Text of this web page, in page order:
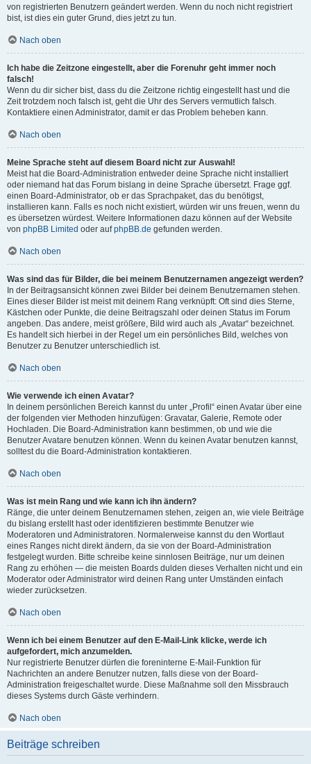
von registrierten Benutzern geändert werden. Wenn du noch nicht registriert
bist, ist dies ein guter Grund, dies jetzt zu tun.
Nach oben
Ich habe die Zeitzone eingestellt, aber die Forenuhr geht immer noch
falsch!
Wenn du dir sicher bist, dass du die Zeitzone richtig eingestellt hast und die
Zeit trotzdem noch falsch ist, geht die Uhr des Servers vermutlich falsch.
Kontaktiere einen Administrator, damit er das Problem beheben kann.
Nach oben
Meine Sprache steht auf diesem Board nicht zur Auswahl!
Meist hat die Board-Administration entweder deine Sprache nicht installiert
oder niemand hat das Forum bislang in deine Sprache übersetzt. Frage ggf.
einen Board-Administrator, ob er das Sprachpaket, das du benötigst,
installieren kann. Falls es noch nicht existiert, würden wir uns freuen, wenn du
es übersetzen würdest. Weitere Informationen dazu können auf der Website
von phpBB Limited oder aufphpBB.de gefunden werden.
Nach oben
Was sind das für Bilder, die bei meinem Benutzernamen angezeigt werden?
In der Beitragsansicht können zwei Bilder bei deinem Benutzernamen stehen.
Eines dieser Bilder ist meist mit deinem Rang verknüpft: Oft sind dies Sterne,
Kästchen oder Punkte, die deine Beitragszahl oder deinen Status im Forum
angeben. Das andere, meist größere, Bild wird auch als „Avatar“ bezeichnet.
Es handelt sich hierbei in der Regel um ein persönliches Bild, welches von
Benutzer zu Benutzer unterschiedlich ist.
Nach oben
Wie verwende ich einen Avatar?
In deinem persönlichen Bereich kannst du unter „Profil“ einen Avatar über eine
der folgenden vier Methoden hinzufügen: Gravatar, Galerie, Remote oder
Hochladen. Die Board-Administration kann bestimmen, ob und wie die
Benutzer Avatare benutzen können. Wenn du keinen Avatar benutzen kannst,
solltest du die Board-Administration kontaktieren.
Nach oben
Was ist mein Rang und wie kann ich ihn ändern?
Ränge, die unter deinem Benutzernamen stehen, zeigen an, wie viele Beiträge
du bislang erstellt hast oder identifizieren bestimmte Benutzer wie
Moderatoren und Administratoren. Normalerweise kannst du den Wortlaut
eines Ranges nicht direkt ändern, da sie von der Board-Administration
festgelegt wurden. Bitte schreibe keine sinnlosen Beiträge, nur um deinen
Rang zu erhöhen — die meisten Boards dulden dieses Verhalten nicht und ein
Moderator oder Administrator wird deinen Rang unter Umständen einfach
wieder zurücksetzen.
Nach oben
Wenn ich bei einem Benutzer auf den E-Mail-Link klicke, werde ich
aufgefordert, mich anzumelden.
Nur registrierte Benutzer dürfen die foreninterne E-Mail-Funktion für
Nachrichten an andere Benutzer nutzen, falls diese von der Board-
Administration freigeschaltet wurde. Diese Maßnahme soll den Missbrauch
dieses Systems durch Gäste verhindern.
Nach oben
Beiträge schreiben